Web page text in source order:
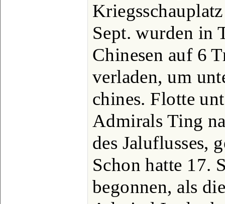
Sept. wurden in
Chinesen auf 6
verladen, um
chines. Flotte
Admirals Ting
des Jaluflusses,
Schon hatte 17.
begonnen, als